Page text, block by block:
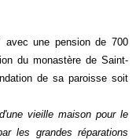
avec une pension de 700
du monastère de Saint-
de sa paroisse soit
vieille maison pour le
les grandes réparations